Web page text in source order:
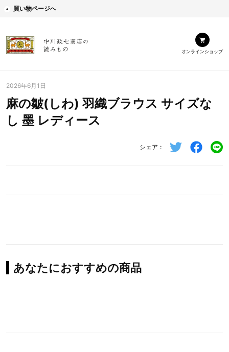
買い物ページへ
オンラインショップ
2026年6月1日
麻の皺(しわ) 羽織ブラウス サイズな
し 墨 レディース
シェア
あなたにおすすめの商品